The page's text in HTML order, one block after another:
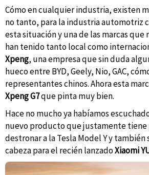
Cómo en cualquier industria, existen
no tanto, para la industria automotriz
esta situación y una de las marcas que
han tenido tanto local como
Xpeng, una empresa que sin duda
hueco entre BYD, Geely, Nio, GAC,
representantes chinos. Ahora esta
Xpeng G7que pinta muy bien.
Hace no mucho ya habíamos
nuevo producto que justamente
destronar a la Tesla Model Y y
cabeza para el recién lanzadoXiaomi